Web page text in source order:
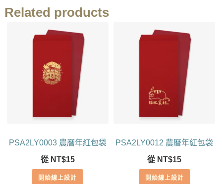
Related products
PSA2LY0003 農曆年紅包袋
從 NT$15
開始線上設計
PSA2LY0012 農曆年紅包袋
從 NT$15
開始線上設計